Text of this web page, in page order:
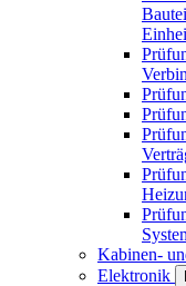
Kabinen-
Elektronik